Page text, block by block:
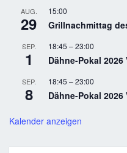
AUG.
29
15:00
Grillnachmittag
SEP.
1
18:45 –23:00
Dähne-Pokal 2026
SEP.
8
18:45 –23:00
Dähne-Pokal 2026
Kalender anzeigen